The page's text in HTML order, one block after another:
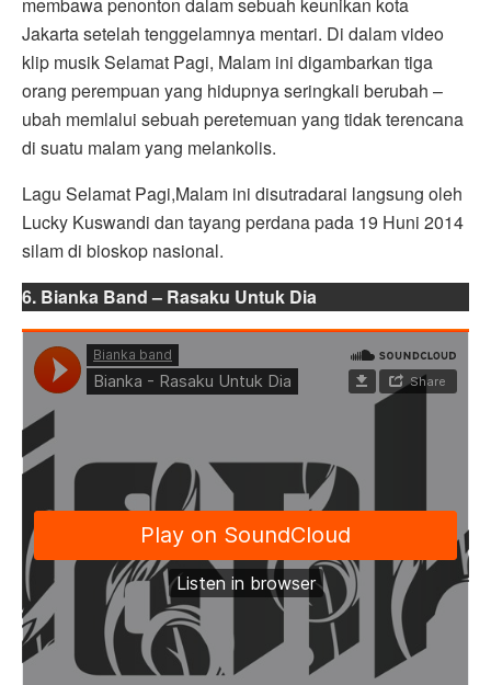
Jakarta setelah tenggelamnya mentari. Di dalam video
klip musik Selamat Pagi, Malam ini digambarkan tiga
orang perempuan yang hidupnya seringkali berubah –
ubah memlalui sebuah peretemuan yang tidak terencana
di suatu malam yang melankolis.
Lagu Selamat Pagi,Malam ini disutradarai langsung oleh
Lucky Kuswandi dan tayang perdana pada 19 Huni 2014
silam di bioskop nasional.
6. Bianka Band – Rasaku Untuk Dia